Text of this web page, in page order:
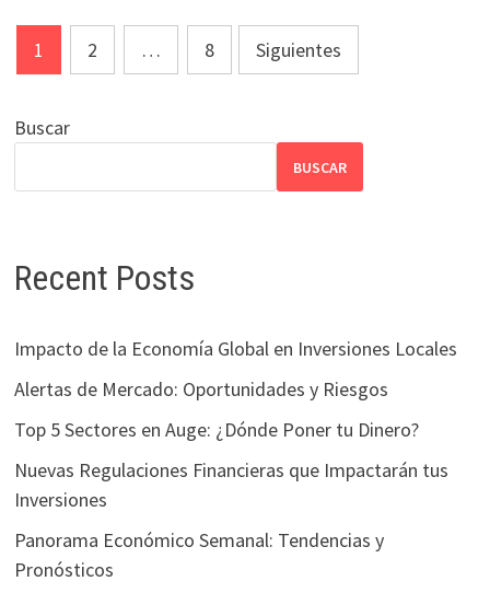
Paginación
de
entradas
1 2 … 8 Siguientes
Buscar
BUSCAR
Recent Posts
Impacto de la Economía Global en Inversiones Locales
Alertas de Mercado: Oportunidades y Riesgos
Top 5 Sectores en Auge: ¿Dónde Poner tu Dinero?
Nuevas Regulaciones Financieras que Impactarán tus
Inversiones
Panorama Económico Semanal: Tendencias y
Pronósticos